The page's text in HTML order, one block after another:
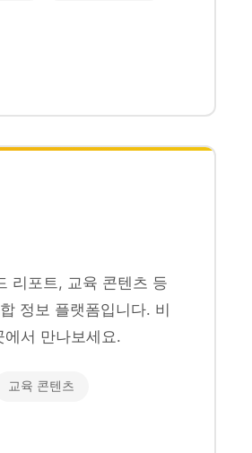
리포트, 교육 콘텐츠 등
정보 플랫폼입니다. 비
서 만나보세요.
교육 콘텐츠